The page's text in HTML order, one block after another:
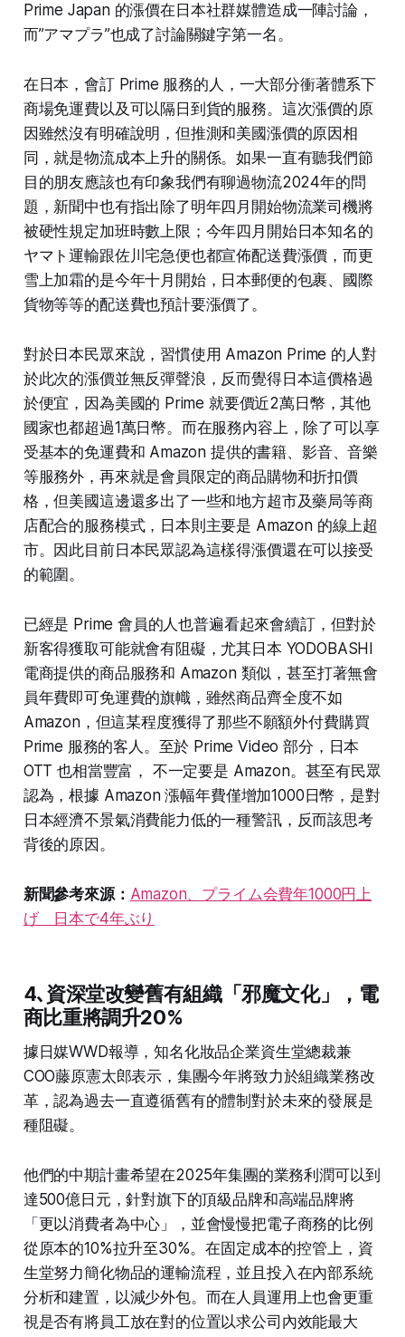
Prime Japan 的漲價在日本社群媒體造成一陣討論，
而”アマプラ”也成了討論關鍵字第一名。
在日本，會訂 Prime 服務的人，一大部分衝著體系下
商場免運費以及可以隔日到貨的服務。這次漲價的原
因雖然沒有明確說明，但推測和美國漲價的原因相
同，就是物流成本上升的關係。如果一直有聽我們節
目的朋友應該也有印象我們有聊過物流2024年的問
題，新聞中也有指出除了明年四月開始物流業司機將
被硬性規定加班時數上限；今年四月開始日本知名的
ヤマト運輸跟佐川宅急便也都宣佈配送費漲價，而更
雪上加霜的是今年十月開始，日本郵便的包裹、國際
貨物等等的配送費也預計要漲價了。
對於日本民眾來說，習慣使用 Amazon Prime 的人對
於此次的漲價並無反彈聲浪，反而覺得日本這價格過
於便宜，因為美國的 Prime 就要價近2萬日幣，其他
國家也都超過1萬日幣。而在服務內容上，除了可以享
受基本的免運費和 Amazon 提供的書籍、影音、音樂
等服務外，再來就是會員限定的商品購物和折扣價
格，但美國這邊還多出了一些和地方超市及藥局等商
店配合的服務模式，日本則主要是 Amazon 的線上超
市。因此目前日本民眾認為這樣得漲價還在可以接受
的範圍。
已經是 Prime 會員的人也普遍看起來會續訂，但對於
新客得獲取可能就會有阻礙，尤其日本 YODOBASHI
電商提供的商品服務和 Amazon 類似，甚至打著無會
員年費即可免運費的旗幟，雖然商品齊全度不如
Amazon，但這某程度獲得了那些不願額外付費購買
Prime 服務的客人。至於 Prime Video 部分，日本
OTT 也相當豐富， 不一定要是 Amazon。甚至有民眾
認為，根據 Amazon 漲幅年費僅增加1000日幣，是對
日本經濟不景氣消費能力低的一種警訊，反而該思考
背後的原因。
新聞參考來源： Amazon、プライム会費年1000円上
げ 日本で4年ぶり
4､資深堂改變舊有組織「邪魔文化」，電
商比重將調升20%
據日媒WWD報導，知名化妝品企業資生堂總裁兼
COO藤原憲太郎表示，集團今年將致力於組織業務改
革，認為過去一直遵循舊有的體制對於未來的發展是
種阻礙。
他們的中期計畫希望在2025年集團的業務利潤可以到
達500億日元，針對旗下的頂級品牌和高端品牌將
「更以消費者為中心」，並會慢慢把電子商務的比例
從原本的10%拉升至30%。在固定成本的控管上，資
生堂努力簡化物品的運輸流程，並且投入在內部系統
分析和建置，以減少外包。而在人員運用上也會更重
視是否有將員工放在對的位置以求公司內效能最大